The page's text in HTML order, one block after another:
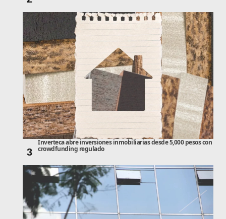
3
Inverteca abre inversiones inmobiliarias desde 5,000 pesos con
crowdfunding regulado